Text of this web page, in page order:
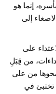
إنما هو
إلى
على
من قِبَلِ
محوها من على
تختبئ في